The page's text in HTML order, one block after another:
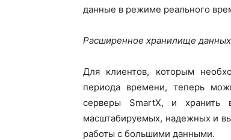
данные в режиме реального
Расширенное хранилище данных
Для клиентов, которым
периода времени, теперь
серверы SmartX, и хранить
масштабируемых, надежных и
работы с большими данными.